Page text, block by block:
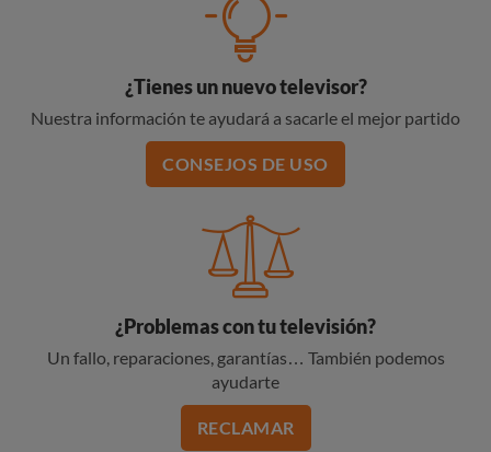
¿Tienes un nuevo televisor?
Nuestra información te ayudará a sacarle el mejor partido
CONSEJOS DE USO
¿Problemas con tu televisión?
Un fallo, reparaciones, garantías… También podemos
ayudarte
RECLAMAR